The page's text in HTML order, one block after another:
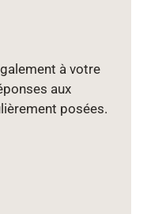
à votre
aux
posées.